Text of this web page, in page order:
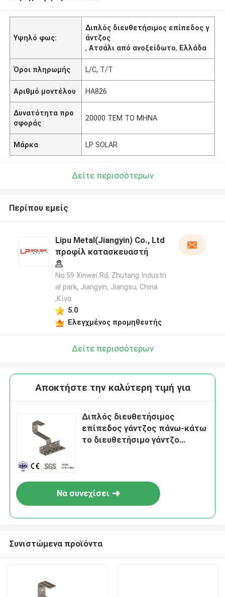
Υψηλό φως:
Διπλός διευθετήσιμος επίπεδος γ
άντζος
,Ατσάλι από ανοξείδωτο, Ελλάδα
Όροι πληρωμής L/C, T/T
Αριθμό μοντέλου HA826
Δυνατότητα προ
σφοράς
20000 ΤΕΜ ΤΟ ΜΗΝΑ
Μάρκα LP SOLAR
Δείτε περισσότερων
Περίπου εμείς
Lipu Metal(Jiangyin) Co., Ltd
προφίλ κατασκευαστή
No.59 Xinwei Rd, Zhutang Industri
al park, Jiangyin, Jiangsu, China
,Κίνα
5.0
Ελεγχμένος προμηθευτής
Δείτε περισσότερων
Αποκτήστε την καλύτερη τιμή για
Διπλός διευθετήσιμος
επίπεδος γάντζος πάνω-κάτω
το διευθετήσιμο γάντζο
Να συνεχίσει
Συνιστώμενα προϊόντα